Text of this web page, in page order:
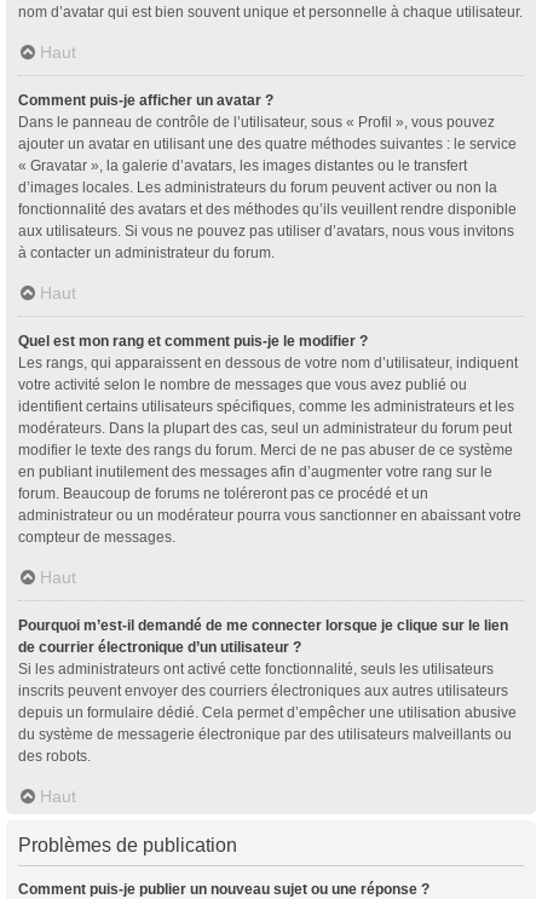
nom d’avatar qui est bien souvent unique et personnelle à chaque utilisateur.
Haut
Comment puis-je afficher un avatar ?
Dans le panneau de contrôle de l’utilisateur, sous « Profil », vous pouvez
ajouter un avatar en utilisant une des quatre méthodes suivantes : le service
« Gravatar », la galerie d’avatars, les images distantes ou le transfert
d’images locales. Les administrateurs du forum peuvent activer ou non la
fonctionnalité des avatars et des méthodes qu’ils veuillent rendre disponible
aux utilisateurs. Si vous ne pouvez pas utiliser d’avatars, nous vous invitons
à contacter un administrateur du forum.
Haut
Quel est mon rang et comment puis-je le modifier ?
Les rangs, qui apparaissent en dessous de votre nom d’utilisateur, indiquent
votre activité selon le nombre de messages que vous avez publié ou
identifient certains utilisateurs spécifiques, comme les administrateurs et les
modérateurs. Dans la plupart des cas, seul un administrateur du forum peut
modifier le texte des rangs du forum. Merci de ne pas abuser de ce système
en publiant inutilement des messages afin d’augmenter votre rang sur le
forum. Beaucoup de forums ne toléreront pas ce procédé et un
administrateur ou un modérateur pourra vous sanctionner en abaissant votre
compteur de messages.
Haut
Pourquoi m’est-il demandé de me connecter lorsque je clique sur le lien
de courrier électronique d’un utilisateur ?
Si les administrateurs ont activé cette fonctionnalité, seuls les utilisateurs
inscrits peuvent envoyer des courriers électroniques aux autres utilisateurs
depuis un formulaire dédié. Cela permet d’empêcher une utilisation abusive
du système de messagerie électronique par des utilisateurs malveillants ou
des robots.
Haut
Problèmes de publication
Comment puis-je publier un nouveau sujet ou une réponse ?